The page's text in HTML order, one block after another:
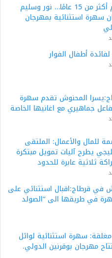
بعد غياب دام أكثر من 15 عامًا… نور وسليم
سهرة استثنائية بمهرجان
أطفال الفوار
المحنوش تقدم سهرة
جماهيري مع اغانيها الخاصة
للمال والأعمال: الملتقى
يطرح آليات تمويل مبتكرة
ثلاثية عابرة للحدود
في قرطاج:اقبال استثنائي على
في طريقها الى “الصولد
سهرة استثنائية لوائل
مهرجان بوقرنين الدولي.